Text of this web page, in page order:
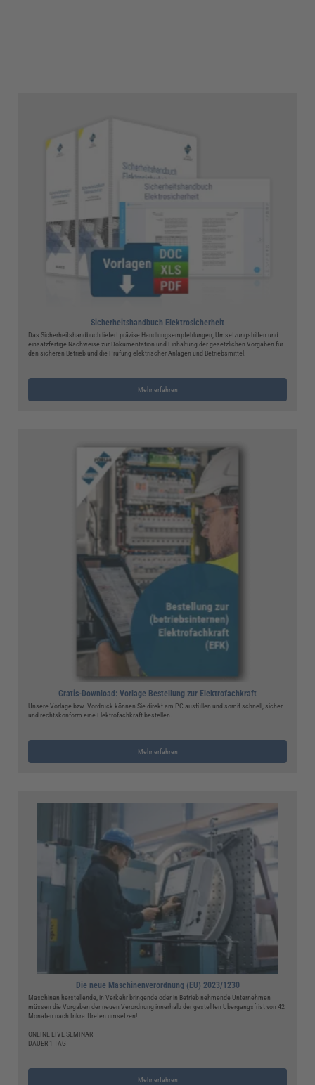
Sicherheitshandbuch Elektrosicherheit
Das Sicherheitshandbuch liefert präzise Handlungsempfehlungen, Umsetzungshilfen und
einsatzfertige Nachweise zur Dokumentation und Einhaltung der gesetzlichen Vorgaben für
den sicheren Betrieb und die Prüfung elektrischer Anlagen und Betriebsmittel.
Mehr erfahren
Gratis-Download: Vorlage Bestellung zur Elektrofachkraft
Unsere Vorlage bzw. Vordruck können Sie direkt am PC ausfüllen und somit schnell, sicher
und rechtskonform eine Elektrofachkraft bestellen.
Mehr erfahren
Die neue Maschinenverordnung (EU) 2023/1230
Maschinen herstellende, in Verkehr bringende oder in Betrieb nehmende Unternehmen
müssen die Vorgaben der neuen Verordnung innerhalb der gestellten Übergangsfrist von 42
Monaten nach Inkrafttreten umsetzen!
ONLINE-LIVE-SEMINAR
DAUER 1 TAG
Mehr erfahren